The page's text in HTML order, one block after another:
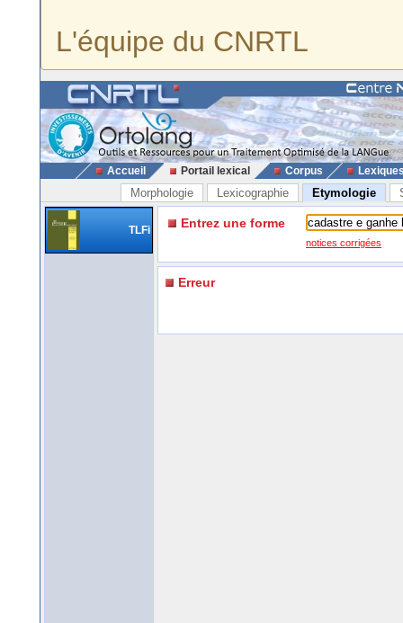
L'équipe du CNRTL
Accueil Portail lexical Corpus
Morphologie Lexicographie Etymologie
TLFi Entrez une forme
notices corrigées
Erreur